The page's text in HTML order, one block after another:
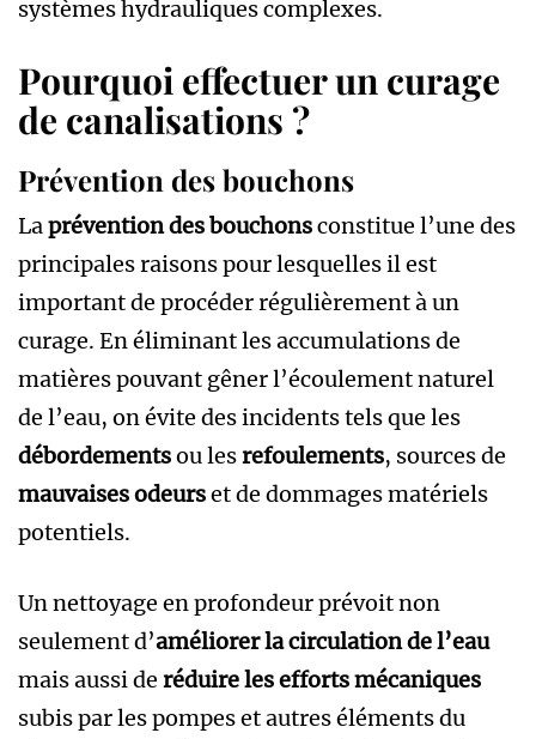
systèmes hydrauliques complexes.
Pourquoi effectuer un curage
de canalisations ?
Prévention des bouchons
Laprévention des bouchonsconstitue l’une des
principales raisons pour lesquelles il est
important de procéder régulièrement à un
curage. En éliminant les accumulations de
matières pouvant gêner l’écoulement naturel
de l’eau, on évite des incidents tels que les
débordementsou lesrefoulements, sources de
mauvaises odeurset de dommages matériels
potentiels.
Un nettoyage en profondeur prévoit non
seulement d’améliorer la circulation de l’eau
mais aussi de réduire les efforts mécaniques
subis par les pompes et autres éléments du